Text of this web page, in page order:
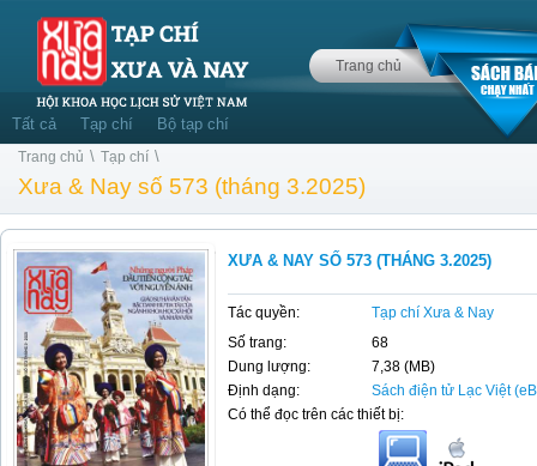
Trang chủ
Tất cả Tạp chí Bộ tạp chí
Trang chủ \ Tạp chí \
Xưa & Nay số 573 (tháng 3.2025)
XƯA & NAY SỐ 573 (THÁNG 3.2025)
Tác quyền:
Tạp chí Xưa & Nay
Số trang:
68
Dung lượng:
7,38 (MB)
Định dạng:
Sách điện tử Lạc Việt
Có thể đọc trên các thiết bị: